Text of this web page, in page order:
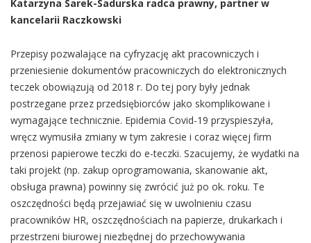
Katarzyna Sarek-Sadurska radca prawny, partner w
kancelarii Raczkowski
Przepisy pozwalające na cyfryzację akt pracowniczych i
przeniesienie dokumentów pracowniczych do elektronicznych
teczek obowiązują od 2018 r. Do tej pory były jednak
postrzegane przez przedsiębiorców jako skomplikowane i
wymagające technicznie. Epidemia Covid-19 przyspieszyła,
wręcz wymusiła zmiany w tym zakresie i coraz więcej firm
przenosi papierowe teczki do e-teczki. Szacujemy, że wydatki na
taki projekt (np. zakup oprogramowania, skanowanie akt,
obsługa prawna) powinny się zwrócić już po ok. roku. Te
oszczędności będą przejawiać się w uwolnieniu czasu
pracowników HR, oszczędnościach na papierze, drukarkach i
przestrzeni biurowej niezbędnej do przechowywania